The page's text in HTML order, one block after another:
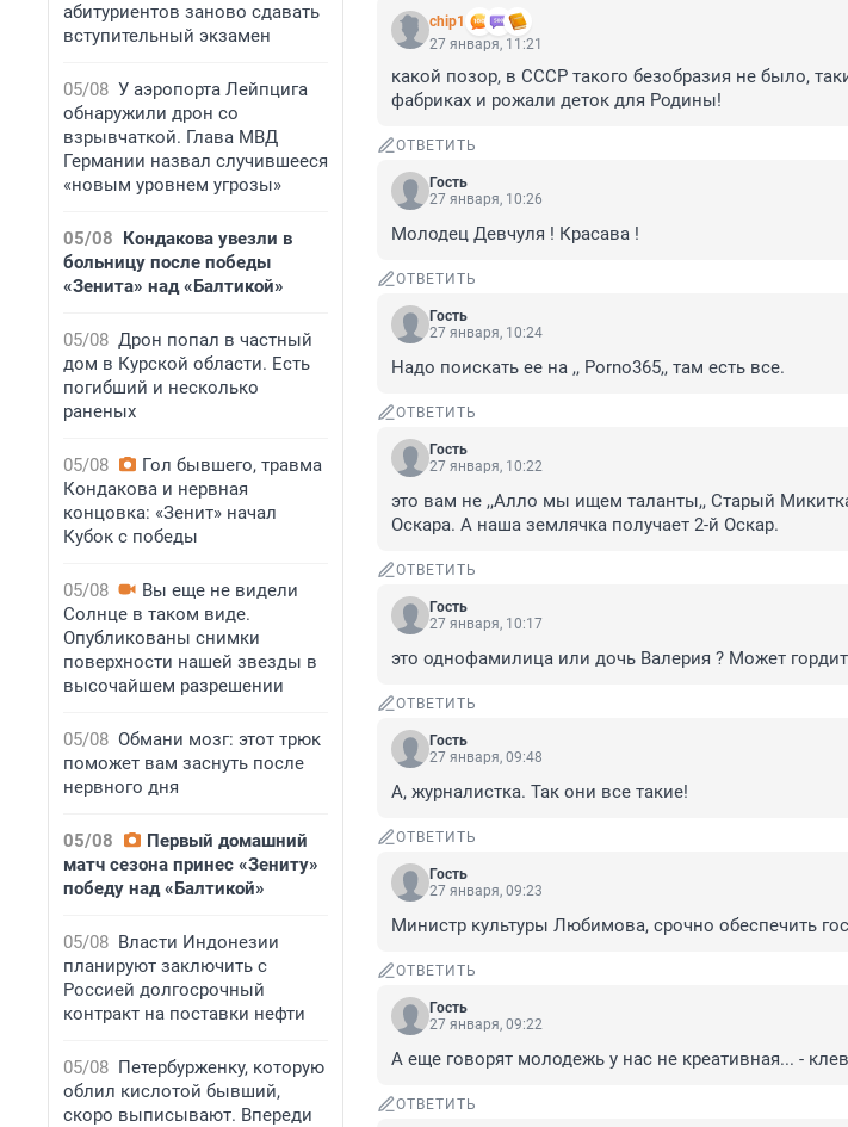
абитуриентов заново сдавать
вступительный экзамен
05/08 У аэропорта Лейпцига
обнаружили дрон со
взрывчаткой. Глава МВД
Германии назвал случившееся
«новым уровнем угрозы»
05/08 Кондакова увезли в
больницу после победы
«Зенита» над «Балтикой»
05/08 Дрон попал в частный
дом в Курской области. Есть
погибший и несколько
раненых
05/08
Гол бывшего, травма
Кондакова и нервная
концовка: «Зенит» начал
Кубок с победы
05/08
Вы еще не видели
Солнце в таком виде.
Опубликованы снимки
поверхности нашей звезды в
высочайшем разрешении
05/08 Обмани мозг: этот трюк
поможет вам заснуть после
нервного дня
05/08
Первый домашний
матч сезона принес «Зениту»
победу над «Балтикой»
05/08 Власти Индонезии
планируют заключить с
Россией долгосрочный
контракт на поставки нефти
05/08 Петербурженку, которую
облил кислотой бывший,
скоро выписывают. Впереди
chip1
27 января, 11:21
какой позор, в СССР такого безобразия не было,
фабриках и рожали деток для Родины!
ОТВЕТИТЬ
Гость
27 января, 10:26
Молодец Девчуля ! Красава !
ОТВЕТИТЬ
Гость
27 января, 10:24
Надо поискать ее на ,, Porno365,, там есть все.
ОТВЕТИТЬ
Гость
27 января, 10:22
это вам не ,,Алло мы ищем таланты,, Старый
Оскара. А наша землячка получает 2-й Оскар.
ОТВЕТИТЬ
Гость
27 января, 10:17
это однофамилица или дочь Валерия ? Может
ОТВЕТИТЬ
Гость
27 января, 09:48
А, журналистка. Так они все такие!
ОТВЕТИТЬ
Гость
27 января, 09:23
Министр культуры Любимова, срочно обеспечить
ОТВЕТИТЬ
Гость
27 января, 09:22
А еще говорят молодежь у нас не креативная... -
ОТВЕТИТЬ